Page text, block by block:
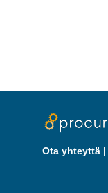
Ota yhteyttä |